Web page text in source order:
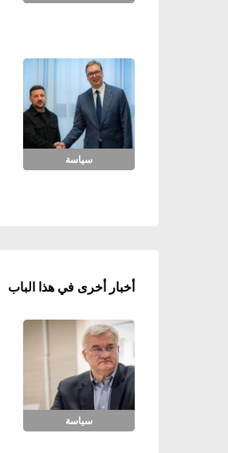
سياسة
أخبار أخرى في هذا الباب
سياسة